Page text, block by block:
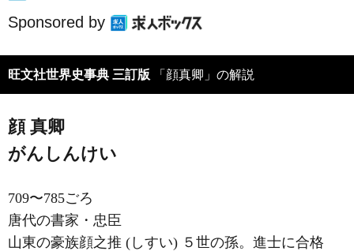
Sponsored by
旺文社世界史事典 三訂版 「顔真卿」の解説
顔 真卿
がんしんけい
709〜785ごろ
唐代の書家・忠臣
山東の豪族顔之推 (しすい) ５世の孫。進士に合格